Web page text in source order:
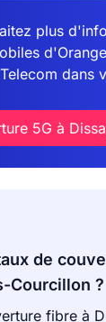
plus
dans
5G à
de
Courcillon ?
fibre à